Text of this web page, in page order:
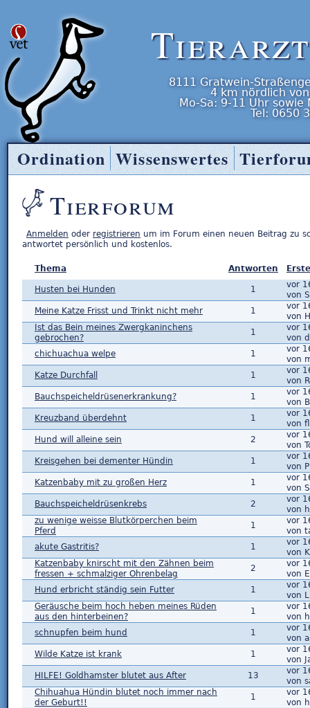
8111 Gratwein-
4 km nördlich
Mo-Sa: 9-11 Uhr sowie
Tel: 0650
Tierforum
Anmelden oder registrieren um im Forum einen neuen Beitrag zu
antwortet persönlich und kostenlos.
Thema Antworten
Husten bei Hunden 1
vor
von
Meine Katze Frisst und Trinkt nicht mehr
1
vor
von
Ist das Bein meines Zwergkaninchens
gebrochen?
1
vor
von
chichuachua welpe
1
vor
von
Katze Durchfall
1
vor
von
Bauchspeicheldrüsenerkrankung?
1
vor
von
Kreuzband überdehnt
1
vor
von
Hund will alleine sein
2
vor
von
Kreisgehen bei dementer Hündin
1
vor
von
Katzenbaby mit zu großen Herz
1
vor
von
Bauchspeicheldrüsenkrebs
2
vor
von
zu wenige weisse Blutkörperchen beim
Pferd
1
vor
von
akute Gastritis?
1
vor
von
Katzenbaby knirscht mit den Zähnen beim
fressen + schmalziger Ohrenbelag
2
vor
von
Hund erbricht ständig sein Futter
1
vor
von
Geräusche beim hoch heben meines Rüden
aus den hinterbeinen?
1
vor
von
schnupfen beim hund
1
vor
von
Wilde Katze ist krank
1
vor
von
HILFE! Goldhamster blutet aus After
13
vor
von
Chihuahua Hündin blutet noch immer nach
der Geburt!!
1
vor
von
Tierarzt Entner
Ordination Wissenswertes